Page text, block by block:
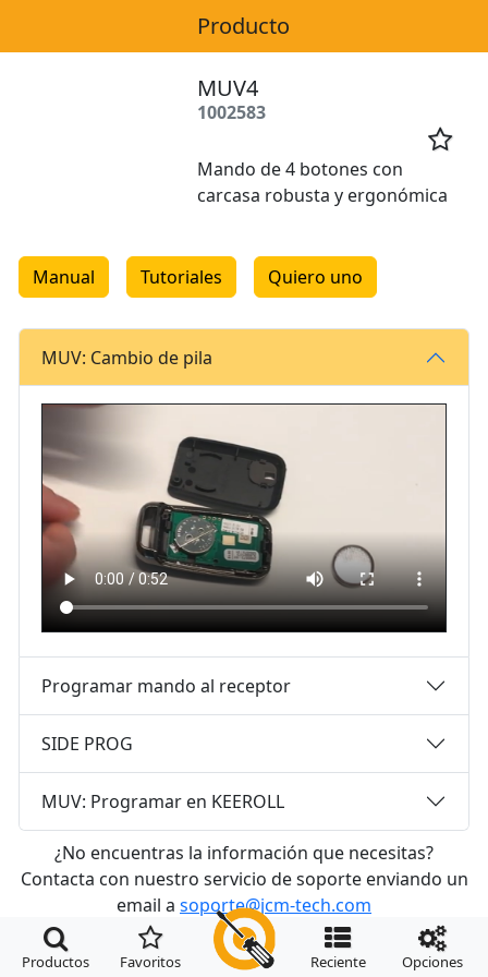
Producto
MUV4
1002583

Mando de 4 botones con
carcasa robusta y ergonómica
Manual Tutoriales Quiero uno
MUV: Cambio de pila
Programar mando al receptor
SIDE PROG
MUV: Programar en KEEROLL
¿No encuentras la información que necesitas?
Contacta con nuestro servicio de soporte enviando un
email a soporte@jcm-tech.com

Productos

Favoritos

Reciente

Opciones